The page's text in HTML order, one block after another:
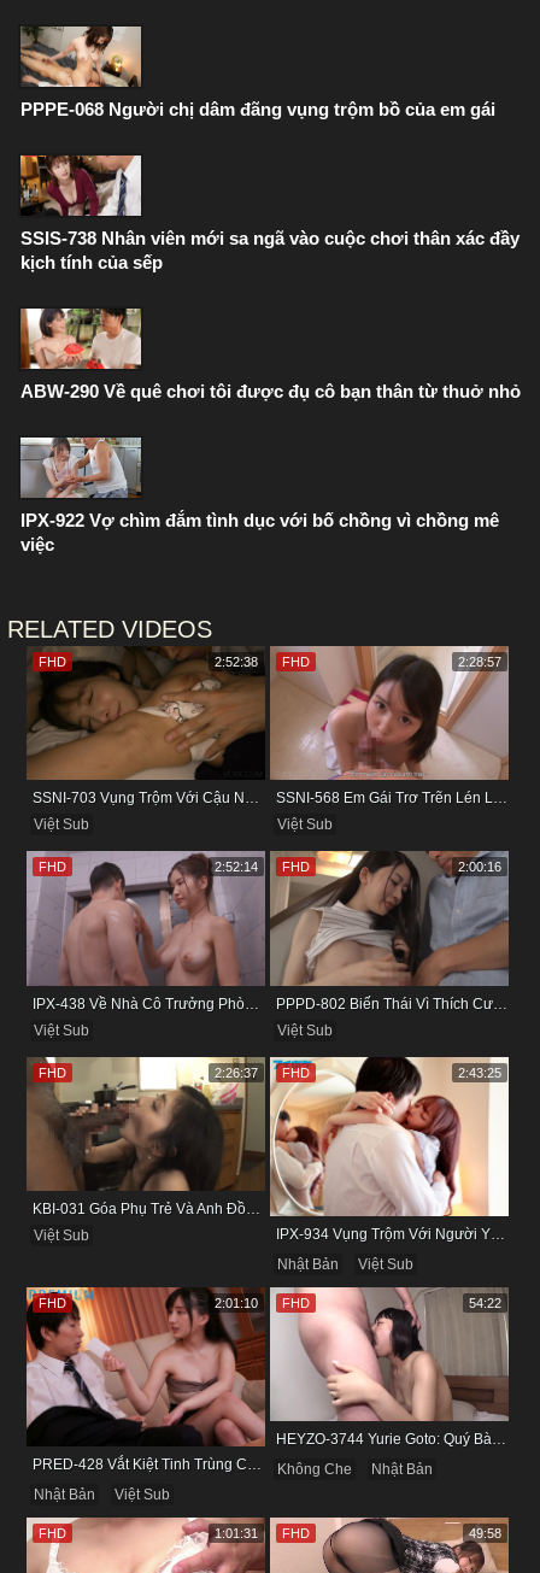
PPPE-068 Người chị dâm đãng vụng trộm bồ của em gái
SSIS-738 Nhân viên mới sa ngã vào cuộc chơi thân xác đầy
kịch tính của sếp
ABW-290 Về quê chơi tôi được đụ cô bạn thân từ thuở nhỏ
IPX-922 Vợ chìm đắm tình dục với bố chồng vì chồng mê
việc
RELATED VIDEOS
SSNI-703 Vụng Trộm Với Cậu Nhân Viên Ngay Bên Cạnh Chồng
Việt Sub
FHD 2:52:38
SSNI-568 Em Gái Trơ Trẽn Lén Lút Vụng Trộm Với Bồ Của Chị
Việt Sub
FHD 2:28:57
Việt Sub
FHD 2:52:14
Việt Sub
FHD 2:00:16
KBI-031 Góa Phụ Trẻ Và Anh Đồng Nghiệp Cũ
Việt Sub
FHD 2:26:37
IPX-934 Vụng Trộm Với Người Yêu Cũ Trong Khách Sạn
Nhật Bản
Việt Sub
FHD 2:43:25
PRED-428 Vắt Kiệt Tinh Trùng Của Bạn Trai Để Chừa Thói Lăng Nhăng
Nhật Bản
Việt Sub
FHD 2:01:10
HEYZO-3744 Yurie Goto: Quý Bà Dâm Phụ & Cơn Cuồng Si Mùi Buồi Khắm
Không Che
Nhật Bản
FHD 54:22
FHD 1:01:31 FHD 49:58